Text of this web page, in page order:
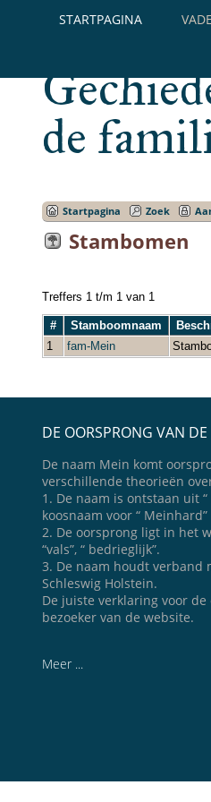
STARTPAGINA
de
Startpagina Zoek
Stambomen
Treffers 1 t/m 1 van 1
# Stamboomnaam
1
fam-Mein
DE OORSPRONG VAN
De naam Mein komt
verschillende theorieën
1. De naam is ontstaan uit
koosnaam voor “ Meinhard”
2. De oorsprong ligt in het
“vals”, “ bedrieglijk”.
3. De naam houdt verband
Schleswig Holstein.
De juiste verklaring voor
bezoeker van de website.
Meer ...